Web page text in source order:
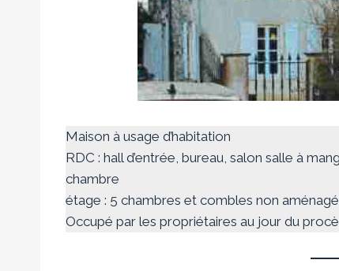
Maison à usage d’habitation
RDC : hall d’entrée, bureau, salon salle à
chambre
étage : 5 chambres et combles non
Occupé par les propriétaires au jour du